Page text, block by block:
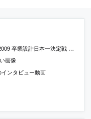
本一決定戦 僕らと街の未来設計図”
画像
ンタビュー動画